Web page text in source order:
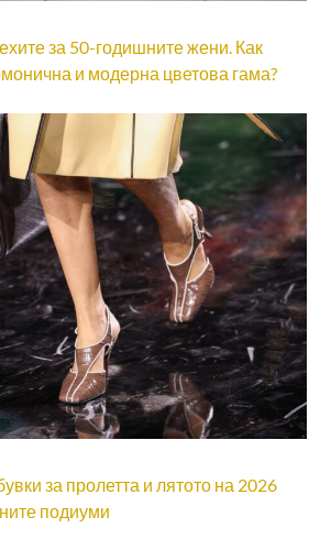
за 50-годишните жени. Как
и модерна цветова гама?
за пролетта и лятото на 2026
подиуми